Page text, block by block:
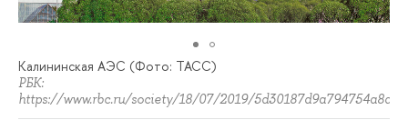
Калининская АЭС (Фото: ТАСС)
РБК:
https://www.rbc.ru/society/18/07/2019/